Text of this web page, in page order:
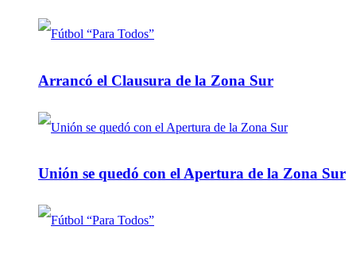
Arrancó el Clausura de la Zona Sur
Unión se quedó con el Apertura de la Zona Sur